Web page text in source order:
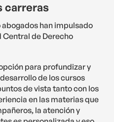
carreras
han impulsado
Central de Derecho
para profundizar y
de los cursos
de vista tanto con los
en las materias que
la atención y